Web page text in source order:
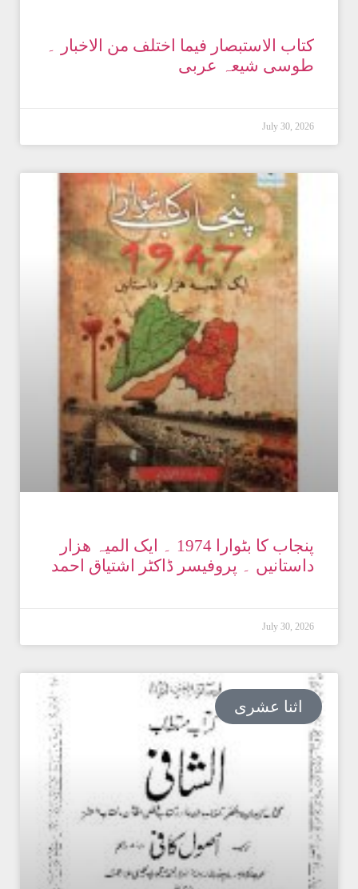
کتاب الاستبصار فیما اختلف من الاخبار ۔
طوسی شیعہ عربی
July 30, 2026
پنجاب کا بٹوارا 1974 ۔ ایک المیہ ھزار
داستانیں ۔ پروفیسر ڈاکٹر اشتیاق احمد
July 30, 2026
اثنا عشری